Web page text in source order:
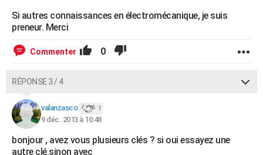
Si autres connaissances en électromécanique, je suis
preneur. Merci
Commenter 0
RÉPONSE 3 / 4
valanzasco 1
9 déc. 2013 à 10:48
bonjour , avez vous plusieurs clés ? si oui essayez une
autre clé.sinon avec